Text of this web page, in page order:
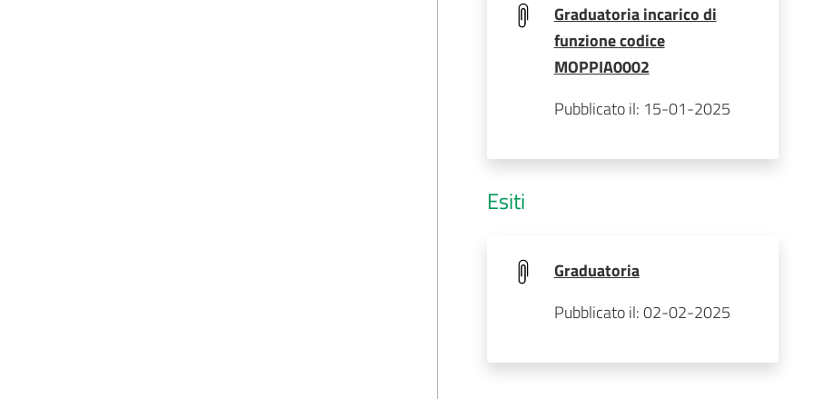
Graduatoria incarico di
funzione codice
MOPPIA0002
Pubblicato il: 15-01-2025
Esiti
Graduatoria
Pubblicato il: 02-02-2025